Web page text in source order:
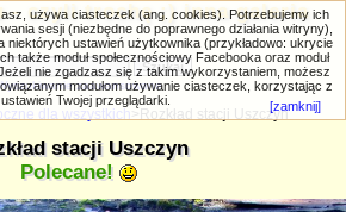
- czyli trochę ;) inna galeria
zaawansowane
dla wszystkich >Rozkład stacji Uszczyn
stacji Uszczyn
Polecane!
używa ciasteczek (ang. cookies). Potrzebujemy ich
sesji (niezbędne do poprawnego działania witryny),
niektórych ustawień użytkownika (przykładowo: ukrycie
także moduł społecznościowy Facebooka oraz moduł
nie zgadzasz się z takim wykorzystaniem, możesz
modułom używanie ciasteczek, korzystając z
Twojej przeglądarki.
[zamknij]